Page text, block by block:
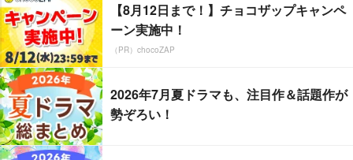
【8月12日まで！】チョコザップキャンペ
ーン実施中！
（PR）chocoZAP
2026年7月夏ドラマも、注目作＆話題作が
勢ぞろい！